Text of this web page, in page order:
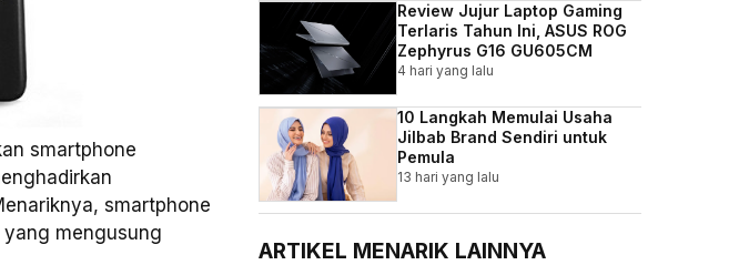
smartphone
smartphone
mengusung
Review Jujur Laptop Gaming
Terlaris Tahun Ini, ASUS ROG
Zephyrus G16 GU605CM
4 hari yang lalu
10 Langkah Memulai Usaha
Jilbab Brand Sendiri untuk
Pemula
13 hari yang lalu
ARTIKEL MENARIK LAINNYA